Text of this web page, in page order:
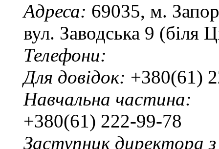
Адреса: 69035, м.
вул. Заводська 9 (біля
Телефони:
Для довідок: +380(61)
Навчальна частина:
+380(61) 222-99-78
Заступник директора